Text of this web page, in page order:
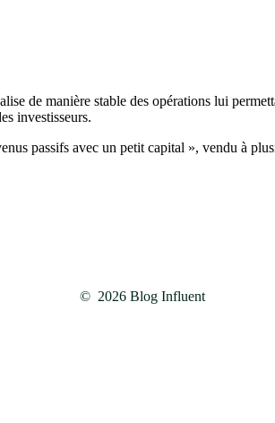
de manière stable des opérations lui
investisseurs.
passifs avec un petit capital », vendu à
© 2026 Blog Influent